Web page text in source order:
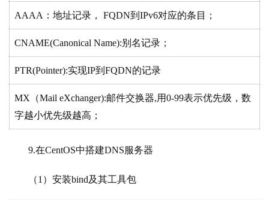
AAAA：地址记录， FQDN到IPv6对应的条目；
CNAME(Canonical Name):别名记录；
PTR(Pointer):实现IP到FQDN的记录
MX（Mail eXchanger):邮件交换器,用0-99表示优先级，数
字越小优先级越高；
9.在CentOS中搭建DNS服务器
（1）安装bind及其工具包